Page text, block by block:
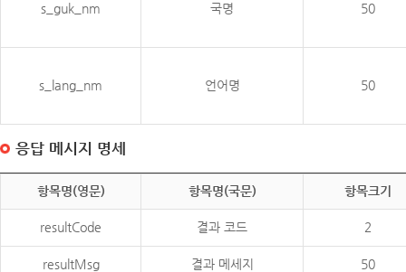
s_guk_nm 국명 50
s_lang_nm 언어명 50
응답 메시지 명세
항목명(영문) 항목명(국문) 항목크기
resultCode 결과 코드 2
resultMsg 결과 메세지 50